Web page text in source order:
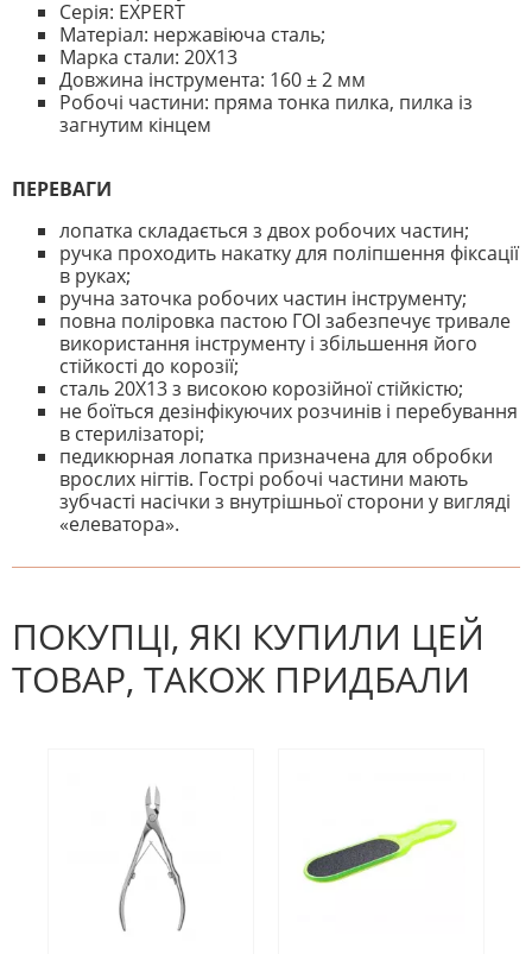
Серія: EXPERT
Матеріал: нержавіюча сталь;
Марка стали: 20Х13
Довжина інструмента: 160 ± 2 мм
Робочі частини: пряма тонка пилка, пилка із
загнутим кінцем
ПЕРЕВАГИ
лопатка складається з двох робочих частин;
ручка проходить накатку для поліпшення фіксації
в руках;
ручна заточка робочих частин інструменту;
повна поліровка пастою ГОІ забезпечує тривале
використання інструменту і збільшення його
стійкості до корозії;
сталь 20Х13 з високою корозійної стійкістю;
не боїться дезінфікуючих розчинів і перебування
в стерилізаторі;
педикюрная лопатка призначена для обробки
врослих нігтів. Гострі робочі частини мають
зубчасті насічки з внутрішньої сторони у вигляді
«елеватора».
На даний час немає відгуків. Ви
ПОКУПЦІ, ЯКІ КУПИЛИ ЦЕЙ
ТОВАР, ТАКОЖ ПРИДБАЛИ